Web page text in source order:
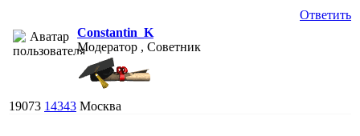
Ответить
Constantin_K
Модератор , Советник
19073 14343 Москва